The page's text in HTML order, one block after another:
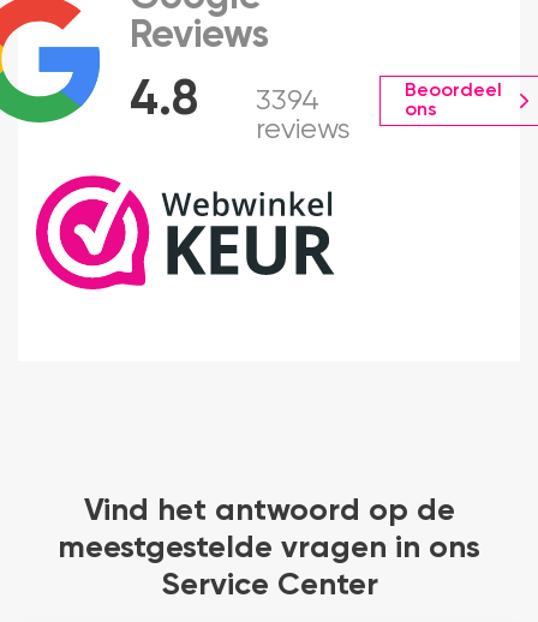
4.8
Reviews
3394
reviews
Beoordeel
ons
Vind het antwoord op de
meestgestelde vragen in ons
Service Center